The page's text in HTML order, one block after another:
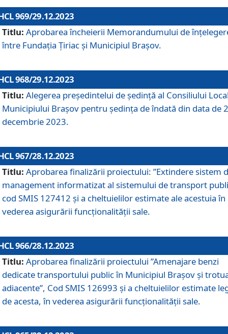
969/29.12.2023
Titlu: Aprobarea încheierii Memorandumului de
între Fundația Țiriac și Municipiul Brașov.
968/29.12.2023
Titlu: Alegerea preşedintelui de şedinţă al Consiliului
Municipiului Braşov pentru ședința de îndată din data de
decembrie 2023.
967/28.12.2023
Titlu: Aprobarea finalizării proiectului: ”Extindere sistem
management informatizat al sistemului de transport
cod SMIS 127412 și a cheltuielilor estimate ale acestuia în
vederea asigurării funcționalității sale.
966/28.12.2023
Titlu: Aprobarea finalizării proiectului ”Amenajare benzi
dedicate transportului public în Municipiul Brașov şi
adiacente”, Cod SMIS 126993 și a cheltuielilor estimate
de acesta, în vederea asigurării funcționalității sale.